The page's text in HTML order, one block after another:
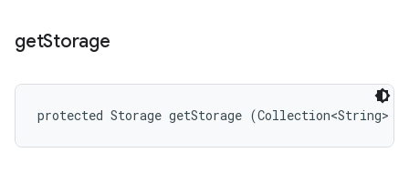
getStorage
protected Storage getStorage (Collection<String>